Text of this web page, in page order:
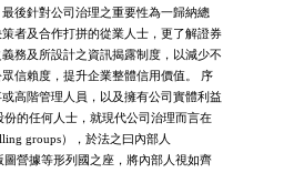
後針對公司治理之重要性為一歸納總
者及合作打拼的從業人士，更了解證券
務及所設計之資訊揭露制度，以減少不
信賴度，提升企業整體信用價值。 序
高階管理人員，以及擁有公司實體利益
份的任何人士，就現代公司治理而言在
groups），於法之曰內部人
圖營據等形列國之座，將內部人視如齊